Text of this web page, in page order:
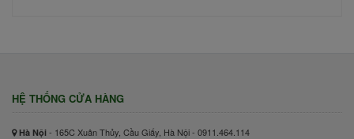
HỆ THỐNG CỬA HÀNG
Hà Nội - 165C Xuân Thủy, Cầu Giấy, Hà Nội - 0911.464.114